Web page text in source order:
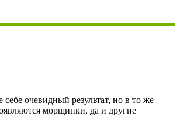
очевидный результат, но в то же
морщинки, да и другие